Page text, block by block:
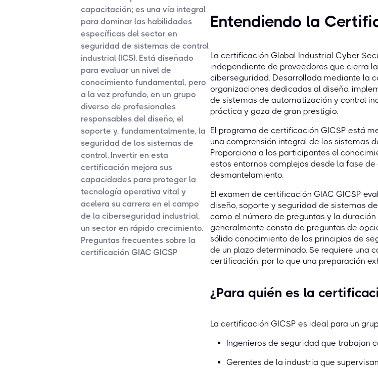
capacitación; es una vía integral
para dominar las habilidades
específicas del sector en
seguridad de sistemas de control
industrial (ICS). Está diseñado
para evaluar un nivel de
conocimiento fundamental, pero
a la vez profundo, en un grupo
diverso de profesionales
responsables del diseño, el
soporte y, fundamentalmente, la
seguridad de los sistemas de
control. Invertir en esta
certificación mejora sus
capacidades para proteger la
tecnología operativa vital y
acelera su carrera en el campo
de la ciberseguridad industrial,
un sector en rápido crecimiento.
Preguntas frecuentes sobre la
certificación GIAC GICSP
Entendiendo la
La certificación Global Industrial Cyber
independiente de proveedores que cierra
ciberseguridad. Desarrollada mediante la
organizaciones dedicadas al diseño,
de sistemas de automatización y control
práctica y goza de gran prestigio.
El programa de certificación GICSP está
una comprensión integral de los sistemas
Proporciona a los participantes el
estos entornos complejos desde la fase
desmantelamiento.
El examen de certificación GIAC GICSP
diseño, soporte y seguridad de sistemas
como el número de preguntas y la
generalmente consta de preguntas de
sólido conocimiento de los principios de
de un plazo determinado. Se requiere una
certificación, por lo que una preparación
¿Para quién es la
La certificación GICSP es ideal para un
Ingenieros de seguridad que trabajan
Gerentes de la industria que